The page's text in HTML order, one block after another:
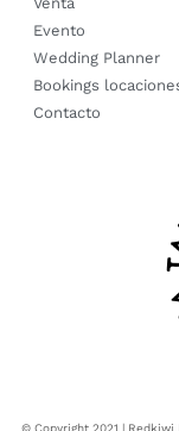
Evento
Wedding Planner
Bookings
Contacto
© Copyright 2021 | Redkiwi